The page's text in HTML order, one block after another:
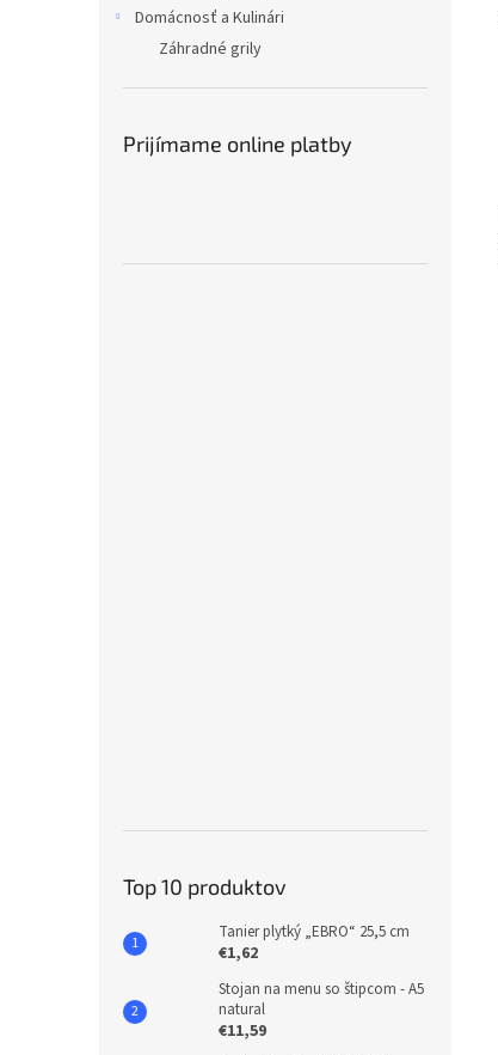
Domácnosť a Kulinári
Záhradné grily
Prijímame online platby
Top 10 produktov
Tanier plytký „EBRO“ 25,5 cm
€1,62
Stojan na menu so štipcom - A5
natural
€11,59